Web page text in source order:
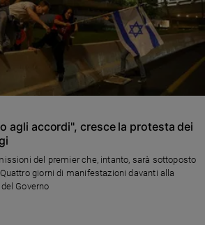
agli accordi", cresce la protesta dei
del premier che, intanto, sarà sottoposto
giorni di manifestazioni davanti alla
Governo